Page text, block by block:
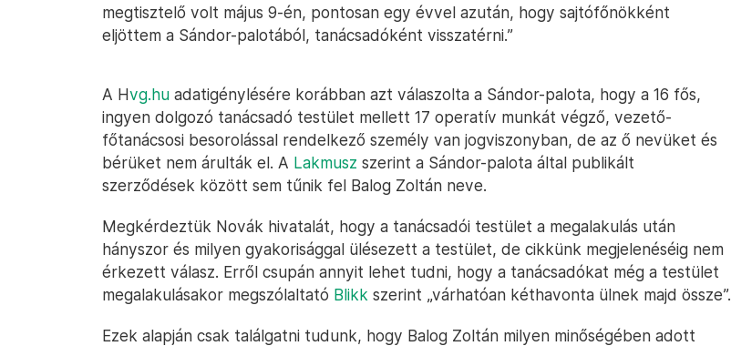
megtisztelő volt május 9-én, pontosan egy évvel azután, hogy sajtófőnökként
eljöttem a Sándor-palotából, tanácsadóként visszatérni.”
A Hvg.hu adatigénylésére korábban azt válaszolta a Sándor-palota, hogy a 16 fős,
ingyen dolgozó tanácsadó testület mellett 17 operatív munkát végző, vezető-
főtanácsosi besorolással rendelkező személy van jogviszonyban, de az ő nevüket és
bérüket nem árulták el. A Lakmusz szerint a Sándor-palota által publikált
szerződések között sem tűnik fel Balog Zoltán neve.
Megkérdeztük Novák hivatalát, hogy a tanácsadói testület a megalakulás után
hányszor és milyen gyakorisággal ülésezett a testület, de cikkünk megjelenéséig nem
érkezett válasz. Erről csupán annyit lehet tudni, hogy a tanácsadókat még a testület
megalakulásakor megszólaltató Blikk szerint „várhatóan kéthavonta ülnek majd össze”.
Ezek alapján csak találgatni tudunk, hogy Balog Zoltán milyen minőségében adott